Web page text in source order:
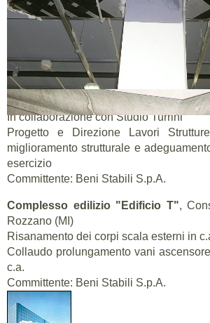
Restauro e risanamento
progettuali
Committente: BROSS srl
2008 - 2009 - 2010
Complesso edilizio Sede COLT-
Milano
In collaborazione con Studio Turrini
Progetto e Direzione Lavori
miglioramento strutturale e
esercizio
Committente: Beni Stabili S.p.A.
Complesso edilizio "Edificio T",
Rozzano (MI)
Risanamento dei corpi scala esterni in
Collaudo prolungamento vani
c.a.
Committente: Beni Stabili S.p.A.